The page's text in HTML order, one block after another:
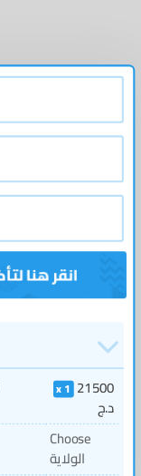
1 21500
د.ج
Choose
الولاية